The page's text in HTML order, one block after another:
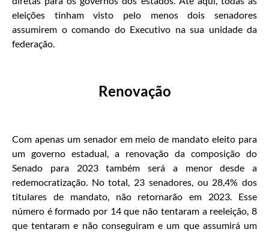
eleições tinham visto pelo menos dois senadores
assumirem o comando do Executivo na sua unidade da
federação.
Renovação
Com apenas um senador em meio de mandato eleito para
um governo estadual, a renovação da composição do
Senado para 2023 também será a menor desde a
redemocratização. No total, 23 senadores, ou 28,4% dos
titulares de mandato, não retornarão em 2023. Esse
número é formado por 14 que não tentaram a reeleição, 8
que tentaram e não conseguiram e um que assumirá um